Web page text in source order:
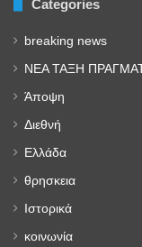
Categories
breaking news
NEA TAΞΗ
Άποψη
Διεθνή
Ελλάδα
θρησκεια
Ιστορικά
κοινωνία